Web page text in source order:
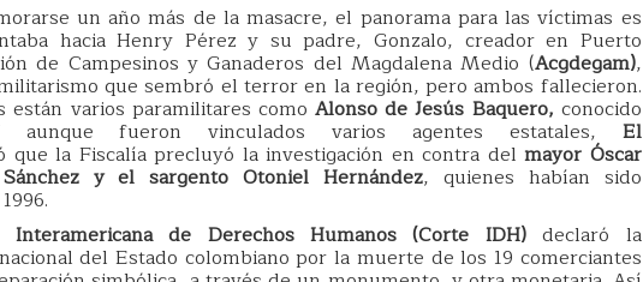
un año más de la masacre, el panorama para las víctimas es
hacia Henry Pérez y su padre, Gonzalo, creador en Puerto
de Campesinos y Ganaderos del Magdalena Medio (Acgdegam),
que sembró el terror en la región, pero ambos fallecieron.
están varios paramilitares comoAlonso de Jesús Baquero, conocido
fueron vinculados varios agentes estatales, El
que la Fiscalía precluyó la investigación en contra delmayor Óscar
y el sargento Otoniel Hernández, quienes habían sido
Interamericana de Derechos Humanos (Corte IDH)declaró la
del Estado colombiano por la muerte de los 19 comerciantes